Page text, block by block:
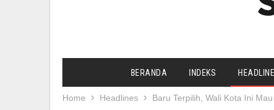
BERANDA INDEKS
SALAM CHANNEL YAA SALAAM
Home Headlines Baru Terpilih, Wali Kota Ini